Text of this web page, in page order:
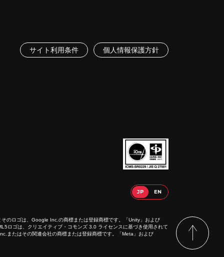
サイト利用条件 個人情報保護方針
ロゴは、Google Inc.の商標または登録商標です。「Unity」および
ロゴは、クリエイティブ・コモンズ 3.0 ライセンスに基づき使用されて
またはその関連会社の商標または登録商標です。「Meta」および